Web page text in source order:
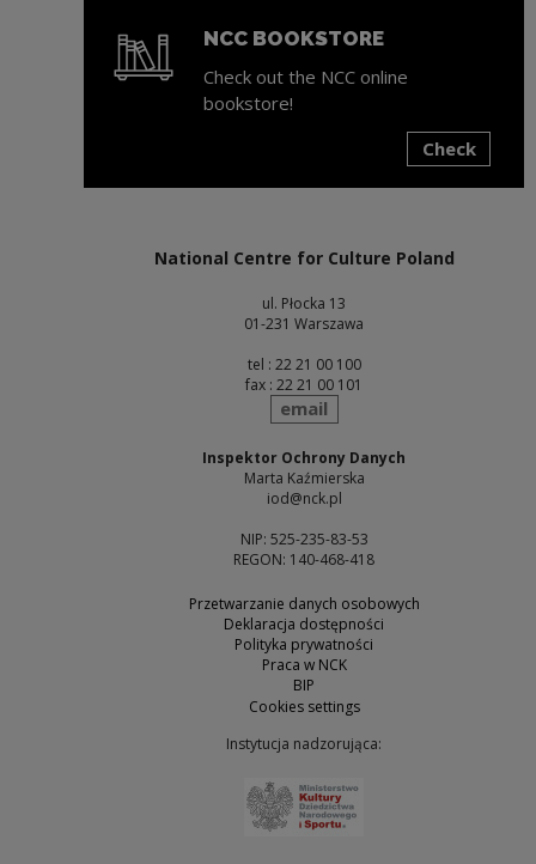
NCC BOOKSTORE
Check out the NCC online
bookstore!
Check
National Centre for Culture Poland
ul. Płocka 13
01-231 Warszawa
tel : 22 21 00 100
fax : 22 21 00 101
send
email
Inspektor Ochrony Danych
Marta Kaźmierska
iod@nck.pl
NIP: 525-235-83-53
REGON: 140-468-418
Przetwarzanie danych osobowych
Deklaracja dostępności
Polityka prywatności
Praca w NCK
BIP
Cookies settings
Instytucja nadzorująca: